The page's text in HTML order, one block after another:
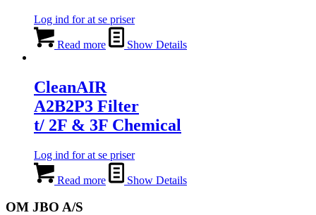
Log ind for at se priser
Read more Show Details
CleanAIR
A2B2P3 Filter
t/ 2F & 3F Chemical
Log ind for at se priser
Read more Show Details
OM JBO A/S